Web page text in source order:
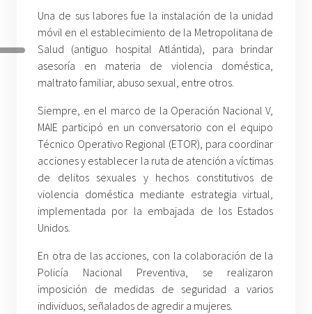
Una de sus labores fue la instalación de la unidad
móvil en el establecimiento de la Metropolitana de
Salud (antiguo hospital Atlántida), para brindar
asesoría en materia de violencia doméstica,
maltrato familiar, abuso sexual, entre otros.
Siempre, en el marco de la Operación Nacional V,
MAIE participó en un conversatorio con el equipo
Técnico Operativo Regional (ETOR), para coordinar
acciones y establecer la ruta de atención a víctimas
de delitos sexuales y hechos constitutivos de
violencia doméstica mediante estrategia virtual,
implementada por la embajada de los Estados
Unidos.
En otra de las acciones, con la colaboración de la
Policía Nacional Preventiva, se realizaron
imposición de medidas de seguridad a varios
individuos, señalados de agredir a mujeres.